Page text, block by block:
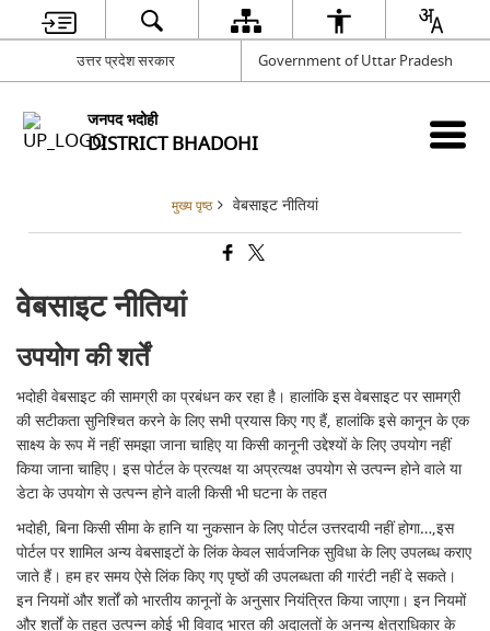
उत्तर प्रदेश सरकार Government of Uttar Pradesh
जनपद भदोही
DISTRICT BHADOHI
मुख्य पृष्ठ वेबसाइट नीतियां
वेबसाइट नीतियां
उपयोग की शर्तें
भदोही वेबसाइट की सामग्री का प्रबंधन कर रहा है। हालांकि इस वेबसाइट पर सामग्री
की सटीकता सुनिश्चित करने के लिए सभी प्रयास किए गए हैं, हालांकि इसे कानून के एक
साक्ष्य के रूप में नहीं समझा जाना चाहिए या किसी कानूनी उद्देश्यों के लिए उपयोग नहीं
किया जाना चाहिए। इस पोर्टल के प्रत्यक्ष या अप्रत्यक्ष उपयोग से उत्पन्न होने वाले या
डेटा के उपयोग से उत्पन्न होने वाली किसी भी घटना के तहत
भदोही, बिना किसी सीमा के हानि या नुकसान के लिए पोर्टल उत्तरदायी नहीं होगा…,इस
पोर्टल पर शामिल अन्य वेबसाइटों के लिंक केवल सार्वजनिक सुविधा के लिए उपलब्ध कराए
जाते हैं। हम हर समय ऐसे लिंक किए गए पृष्ठों की उपलब्धता की गारंटी नहीं दे सकते।
इन नियमों और शर्तों को भारतीय कानूनों के अनुसार नियंत्रित किया जाएगा। इन नियमों
और शर्तों के तहत उत्पन्न कोई भी विवाद भारत की अदालतों के अनन्य क्षेत्राधिकार के